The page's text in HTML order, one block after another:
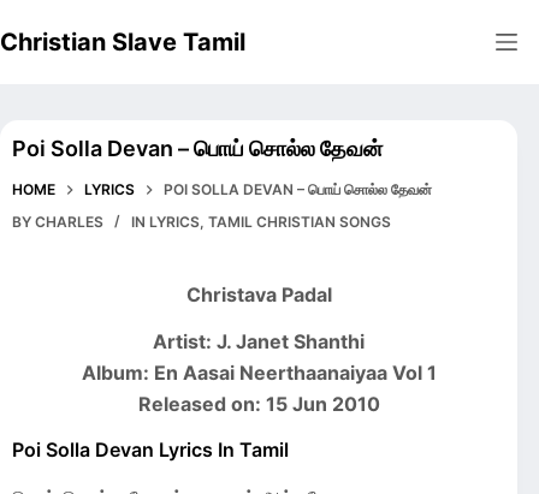
to
Christian Slave Tamil
Poi Solla Devan – பொய் சொல்ல தேவன்
HOME LYRICS
POI SOLLA DEVAN – பொய் சொல்ல தேவன்
BY CHARLES IN LYRICS,TAMIL CHRISTIAN SONGS
Christava Padal
Artist: J. Janet Shanthi
Album: En Aasai Neerthaanaiyaa Vol 1
Released on: 15 Jun 2010
Poi Solla Devan Lyrics In Tamil